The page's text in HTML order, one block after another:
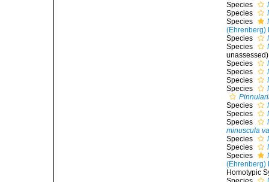
Species
Species
Species
(Ehrenberg)
Species
Species
unassessed)
Species
Species
Species
Species
Species
Species
Species
minuscula
Species
Species
Species
(Ehrenberg)
Homotypic